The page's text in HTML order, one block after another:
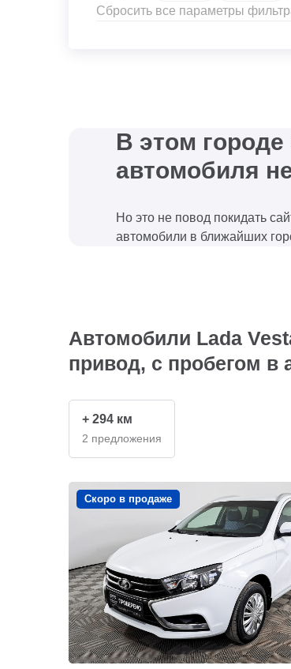
Сбросить все параметры
В этом
автомобиля
Но это не повод покидать
автомобили в ближайших
Автомобили Lada
привод, с пробегом в
+ 294 км
2 предложения
Скоро в продаже